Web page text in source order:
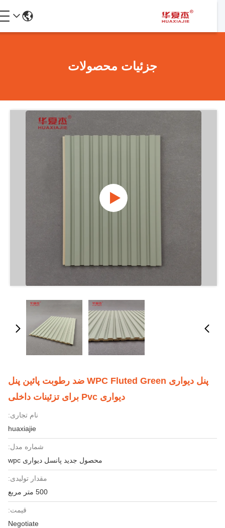
جزئیات محصولات
پنل دیواری WPC Fluted Green ضد رطوبت پائین پنل
دیواری Pvc برای تزئینات داخلی
نام تجاری:
huaxiajie
شماره مدل:
محصول جدید پانسل دیواری wpc
مقدار تولیدی:
500 متر مربع
قیمت:
Negotiate